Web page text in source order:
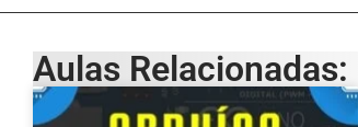
Aulas Relacionadas: